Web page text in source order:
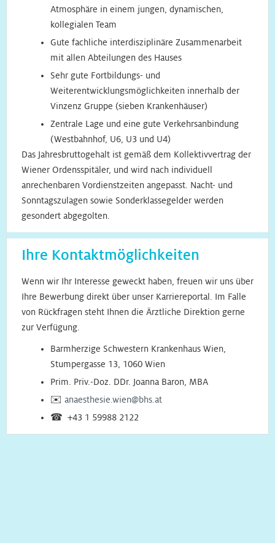
Atmosphäre in einem jungen, dynamischen,
kollegialen Team
Gute fachliche interdisziplinäre Zusammenarbeit
mit allen Abteilungen des Hauses
Sehr gute Fortbildungs- und
Weiterentwicklungsmöglichkeiten innerhalb der
Vinzenz Gruppe (sieben Krankenhäuser)
Zentrale Lage und eine gute Verkehrsanbindung
(Westbahnhof, U6, U3 und U4)
Das Jahresbruttogehalt ist gemäß dem Kollektivvertrag der
Wiener Ordensspitäler, und wird nach individuell
anrechenbaren Vordienstzeiten angepasst. Nacht- und
Sonntagszulagen sowie Sonderklassegelder werden
gesondert abgegolten.
Ihre Kontaktmöglichkeiten
Wenn wir Ihr Interesse geweckt haben, freuen wir uns über
Ihre Bewerbung direkt über unser Karriereportal. Im Falle
von Rückfragen steht Ihnen die Ärztliche Direktion gerne
zur Verfügung.
Barmherzige Schwestern Krankenhaus Wien,
Stumpergasse 13, 1060 Wien
Prim. Priv.-Doz. DDr. Joanna Baron, MBA
✉️ anaesthesie.wien@bhs.at
☎ +43 1 59988 2122